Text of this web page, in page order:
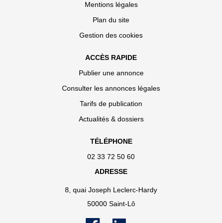
Mentions légales
Plan du site
Gestion des cookies
ACCÈS RAPIDE
Publier une annonce
Consulter les annonces légales
Tarifs de publication
Actualités & dossiers
TÉLÉPHONE
02 33 72 50 60
ADRESSE
8, quai Joseph Leclerc-Hardy
50000 Saint-Lô